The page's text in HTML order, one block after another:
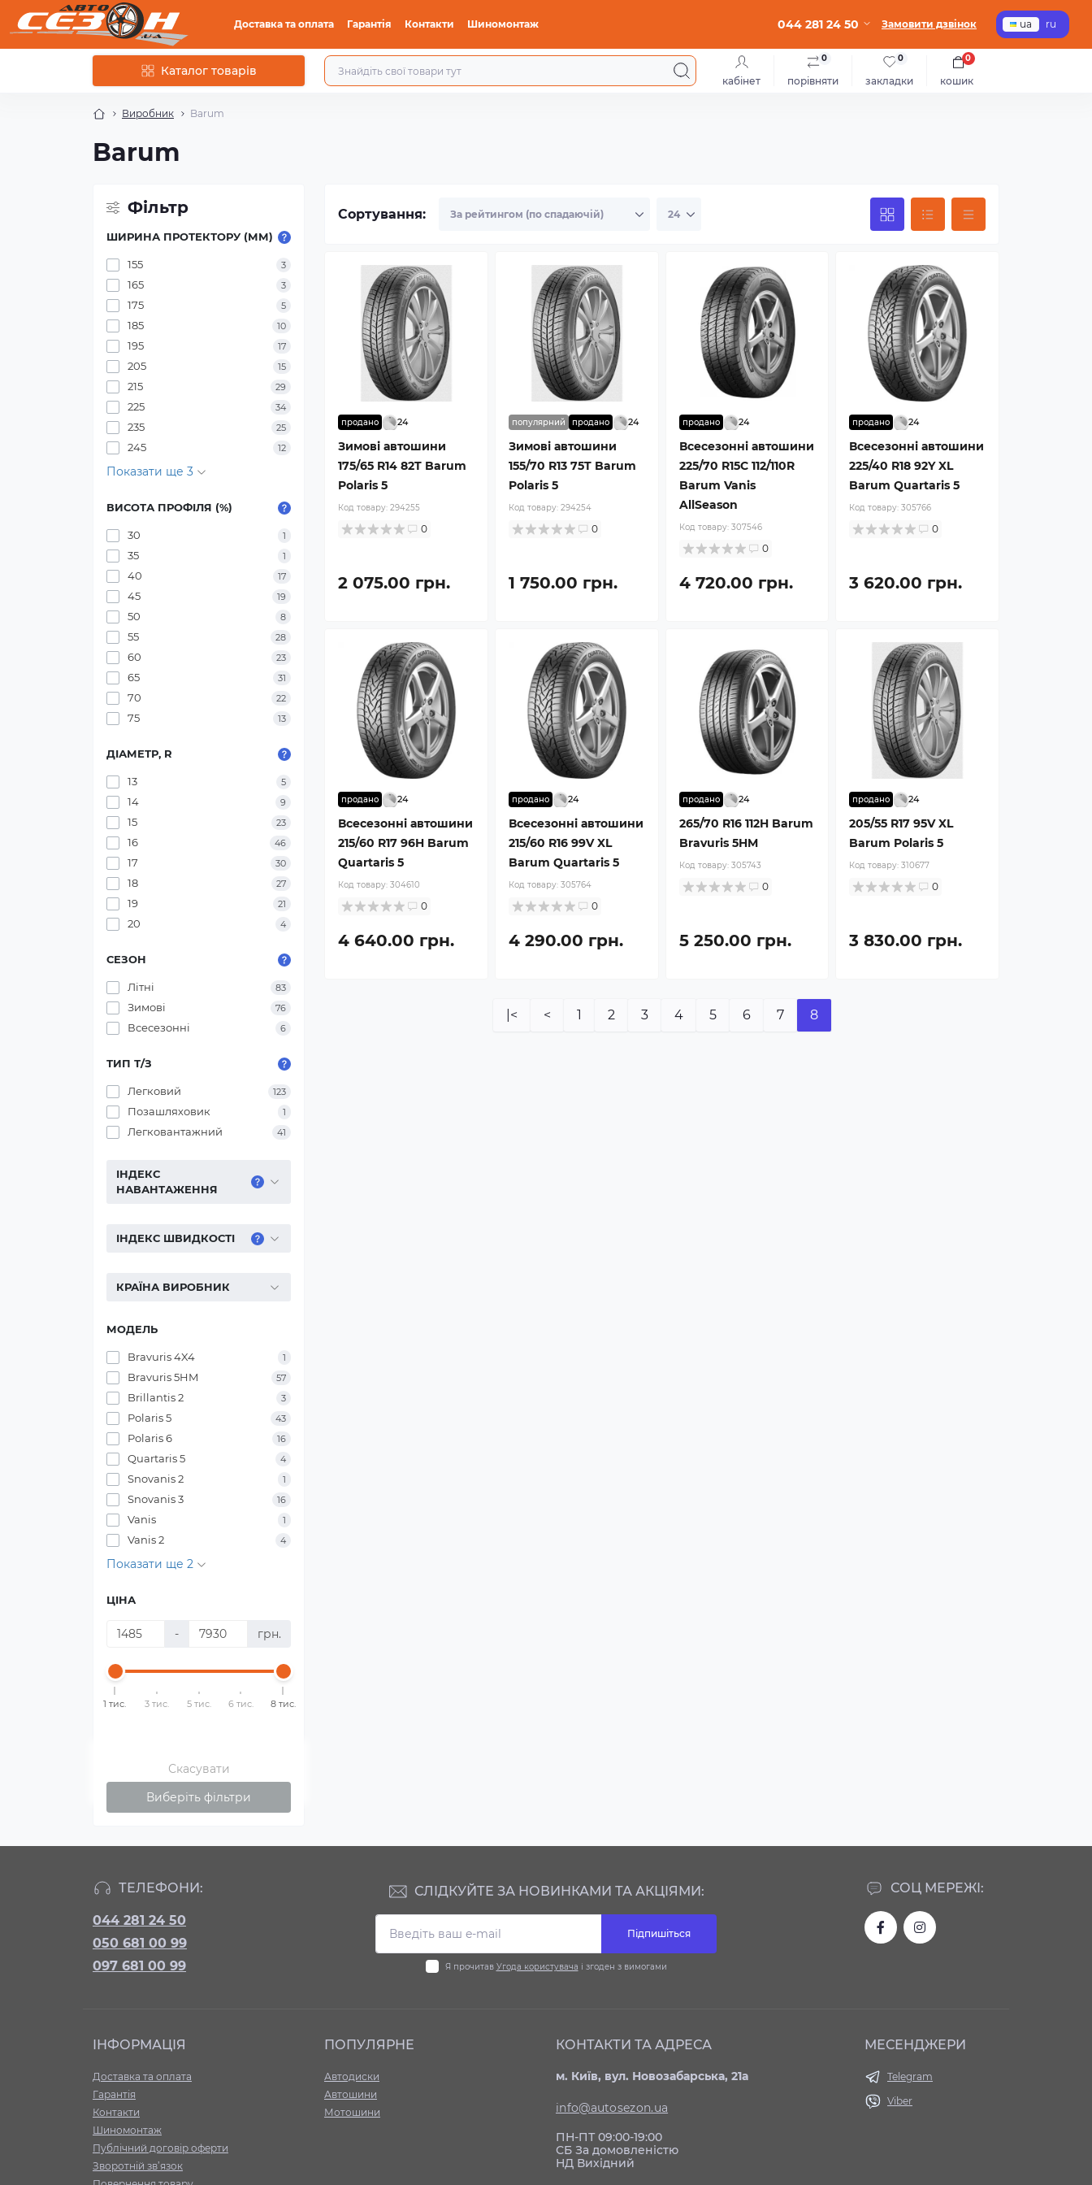
Доставка та оплата Гарантія Контакти Шиномонтаж 044 281 24 50 Замовити дзвінок ua ru
Каталог товарів
кабінет порівняти
0
закладки
0
кошик
0
Виробник Barum
Barum
Фільтр
ШИРИНА ПРОТЕКТОРУ (ММ)
155 3
165 3
175 5
185 10
195 17
205 15
215 29
225 34
235 25
245 12
Показати ще 3
ВИСОТА ПРОФІЛЯ (%)
30 1
35 1
40 17
45 19
50 8
55 28
60 23
65 31
70 22
75 13
ДІАМЕТР, R
13 5
14 9
15 23
16 46
17 30
18 27
19 21
20 4
СЕЗОН
Літні 83
Зимові 76
Всесезонні 6
ТИП Т/З
Легковий 123
Позашляховик 1
Легковантажний 41
ІНДЕКС
НАВАНТАЖЕННЯ
ІНДЕКС ШВИДКОСТІ
КРАЇНА ВИРОБНИК
МОДЕЛЬ
Bravuris 4X4 1
Bravuris 5HM 57
Brillantis 2 3
Polaris 5 43
Polaris 6 16
Quartaris 5 4
Snovanis 2 1
Snovanis 3 16
Vanis 1
Vanis 2 4
Показати ще 2
ЦІНА
- грн.
1 тис. 3 тис. 5 тис. 6 тис. 8 тис.
Скасувати
Виберіть фільтри
Сортування:
продано 24
Зимові автошини
175/65 R14 82T Barum
Polaris 5
Код товару: 294255
0
2 075.00 грн.
популярний продано 24
Зимові автошини
155/70 R13 75T Barum
Polaris 5
Код товару: 294254
0
1 750.00 грн.
продано 24
Всесезонні автошини
225/70 R15C 112/110R
Barum Vanis
AllSeason
Код товару: 307546
0
4 720.00 грн.
продано 24
Всесезонні автошини
225/40 R18 92Y XL
Barum Quartaris 5
Код товару:305766
0
3 620.00 грн.
продано 24
Всесезонні автошини
215/60 R17 96H Barum
Quartaris 5
Код товару: 304610
0
4 640.00 грн.
продано 24
Всесезонні автошини
215/60 R16 99V XL
Barum Quartaris 5
Код товару: 305764
0
4 290.00 грн.
продано 24
265/70 R16 112H Barum
Bravuris 5HM
Код товару: 305743
0
5 250.00 грн.
продано 24
205/55 R17 95V XL
Barum Polaris 5
Код товару:310677
0
3 830.00 грн.
|< < 1 2 3 4 5 6 7 8
ТЕЛЕФОНИ:
044 281 24 50
050 681 00 99
097 681 00 99
СОЦ МЕРЕЖІ:
СЛІДКУЙТЕ ЗА НОВИНКАМИ ТА АКЦІЯМИ:
Підпишіться
Я прочитав Угода користувача і згоден з вимогами
ІНФОРМАЦІЯ
Доставка та оплата
Гарантія
Контакти
Шиномонтаж
Публічний договір оферти
Зворотній зв’язок
ПОПУЛЯРНЕ
Автодиски
Автошини
Мотошини
КОНТАКТИ ТА АДРЕСА
м. Київ, вул. Новозабарська, 21а
info@autosezon.ua
ПН-ПТ 09:00-19:00
СБ За домовленістю
НД Вихідний
МЕСЕНДЖЕРИ
Telegram
Viber